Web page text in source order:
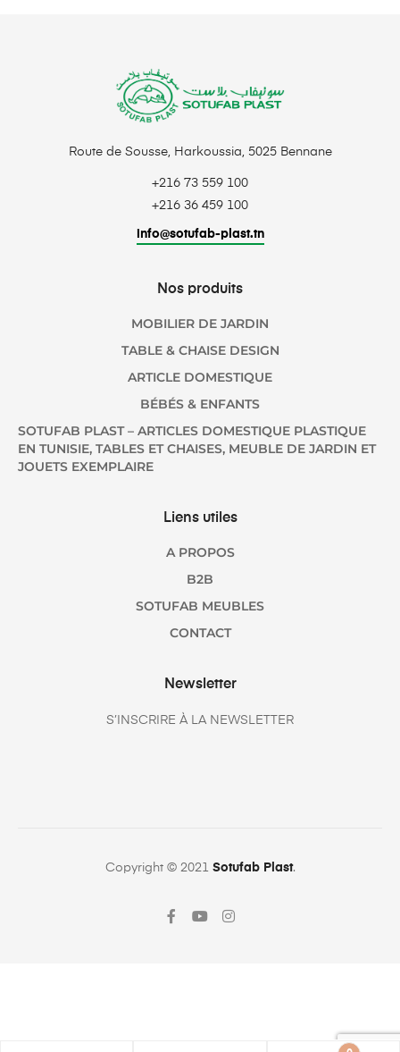
Route de Sousse, Harkoussia, 5025 Bennane
+216 73 559 100
+216 36 459 100
info@sotufab-plast.tn
Nos produits
MOBILIER DE JARDIN
TABLE & CHAISE DESIGN
ARTICLE DOMESTIQUE
BÉBÉS & ENFANTS
SOTUFAB PLAST – ARTICLES DOMESTIQUE PLASTIQUE
EN TUNISIE, TABLES ET CHAISES, MEUBLE DE JARDIN ET
JOUETS EXEMPLAIRE
Liens utiles
A PROPOS
B2B
SOTUFAB MEUBLES
CONTACT
Newsletter
S’INSCRIRE À LA NEWSLETTER
Copyright © 2021 Sotufab Plast.